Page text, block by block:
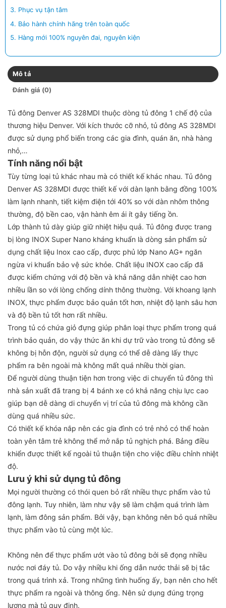
Phục vụ tận tâm
Bảo hành chính hãng trên toàn quốc
Hàng mới 100% nguyên đai, nguyên kiện
Mô tả
Đánh giá (0)
Tủ đông Denver AS 328MDI thuộc dòng tủ đông 1 chế độ của
thương hiệu Denver. Với kích thước cỡ nhỏ, tủ đông AS 328MDI
được sử dụng phổ biến trong các gia đình, quán ăn, nhà hàng
nhỏ,…
Tính năng nổi bật
Tùy từng loại tủ khác nhau mà có thiết kế khác nhau. Tủ đông
Denver AS 328MDI được thiết kế với dàn lạnh bằng đồng 100%
làm lạnh nhanh, tiết kiệm điện tới 40% so với dàn nhôm thông
thường, độ bền cao, vận hành êm ái ít gây tiếng ồn.
Lớp thành tủ dày giúp giữ nhiệt hiệu quả. Tủ đông được trang
bị lòng INOX Super Nano kháng khuẩn là dòng sản phẩm sử
dụng chất liệu Inox cao cấp, được phủ lớp Nano AG+ ngăn
ngừa vi khuẩn bảo vệ sức khỏe. Chất liệu INOX cao cấp đã
được kiểm chứng với độ bền và khả năng dẫn nhiệt cao hơn
nhiều lần so với lòng chống dính thông thường. Với khoang lạnh
INOX, thực phẩm được bảo quản tốt hơn, nhiệt độ lạnh sâu hơn
và độ bền tủ tốt hơn rất nhiều.
Trong tủ có chứa giỏ đựng giúp phân loại thực phẩm trong quá
trình bảo quản, do vậy thức ăn khi dự trữ vào trong tủ đông sẽ
không bị hỗn độn, người sử dụng có thể dễ dàng lấy thực
phẩm ra bên ngoài mà không mất quá nhiều thời gian.
Để người dùng thuận tiện hơn trong việc di chuyển tủ đông thì
nhà sản xuất đã trang bị 4 bánh xe có khả năng chịu lực cao
giúp bạn dễ dàng di chuyển vị trí của tủ đông mà không cần
dùng quá nhiều sức.
Có thiết kế khóa nắp nên các gia đình có trẻ nhỏ có thể hoàn
toàn yên tâm trẻ không thể mở nắp tủ nghịch phá. Bảng điều
khiển được thiết kế ngoài tủ thuận tiện cho việc điều chỉnh nhiệt
độ.
Lưu ý khi sử dụng tủ đông
Mọi người thường có thói quen bỏ rất nhiều thực phẩm vào tủ
đông lạnh. Tuy nhiên, làm như vậy sẽ làm chậm quá trình làm
lạnh, làm đông sản phẩm. Bởi vậy, bạn không nên bỏ quá nhiều
thực phẩm vào tủ cùng một lúc.
Không nên để thực phẩm ướt vào tủ đông bởi sẽ đọng nhiều
nước nơi đáy tủ. Do vậy nhiều khi ống dẫn nước thải sẽ bị tắc
trong quá trình xả. Trong những tình huống ấy, bạn nên cho hết
thực phẩm ra ngoài và thông ống. Nên sử dụng đúng trọng
lượng mà tủ quy định.